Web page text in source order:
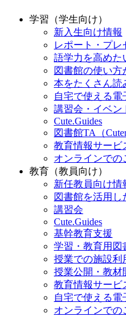
学習（学生向け）
新入生向け情報
レポート・プレ
語学力を高めた
図書館の使い方
本をたくさん読
自宅で使える電
講習会・イベン
Cute.Guides
図書館TA（Cuter
教育情報サービ
オンラインでの
教育（教員向け）
新任教員向け情
図書館を活用
講習会
Cute.Guides
基幹教育支援
学習・教育用図
授業での施設利
授業公開・教材
教育情報サービ
自宅で使える電
オンラインでの